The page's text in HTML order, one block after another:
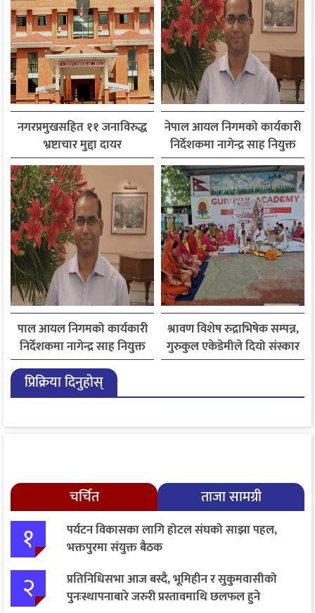
नगरप्रमुखसहित ११ जनाविरुद्ध
भ्रष्टाचार मुद्दा दायर
नेपाल आयल निगमको कार्यकारी
निर्देशकमा नागेन्द्र साह नियुक्त
पाल आयल निगमको कार्यकारी
निर्देशकमा नागेन्द्र साह नियुक्त
श्रावण विशेष रुद्राभिषेक सम्पन्न,
गुरुकुल एकेडेमीले दियो संस्कार
र नैतिक शिक्षाको सन्देश
प्रिक्रिया दिनुहोस्
चर्चित ताजा सामग्री
१
पर्यटन विकासका लागि होटल संघको साझा पहल,
भक्तपुरमा संयुक्त बैठक
२
प्रतिनिधिसभा आज बस्दै, भूमिहीन र सुकुमवासीको
पुनःस्थापनाबारे जरुरी प्रस्तावमाथि छलफल हुने